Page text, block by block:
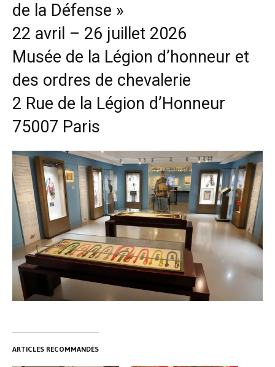
de la Défense »
22 avril – 26 juillet 2026
Musée de la Légion d’honneur et
des ordres de chevalerie
2 Rue de la Légion d’Honneur
75007 Paris
ARTICLES RECOMMANDÉS